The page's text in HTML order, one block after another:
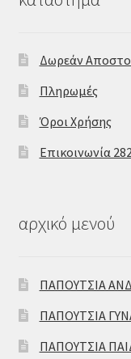
Δωρεάν
Πληρωμές
Όροι Χρήσης
Επικοινωνία
αρχικό μενού
ΠΑΠΟΥΤΣΙΑ
ΠΑΠΟΥΤΣΙΑ
ΠΑΠΟΥΤΣΙΑ